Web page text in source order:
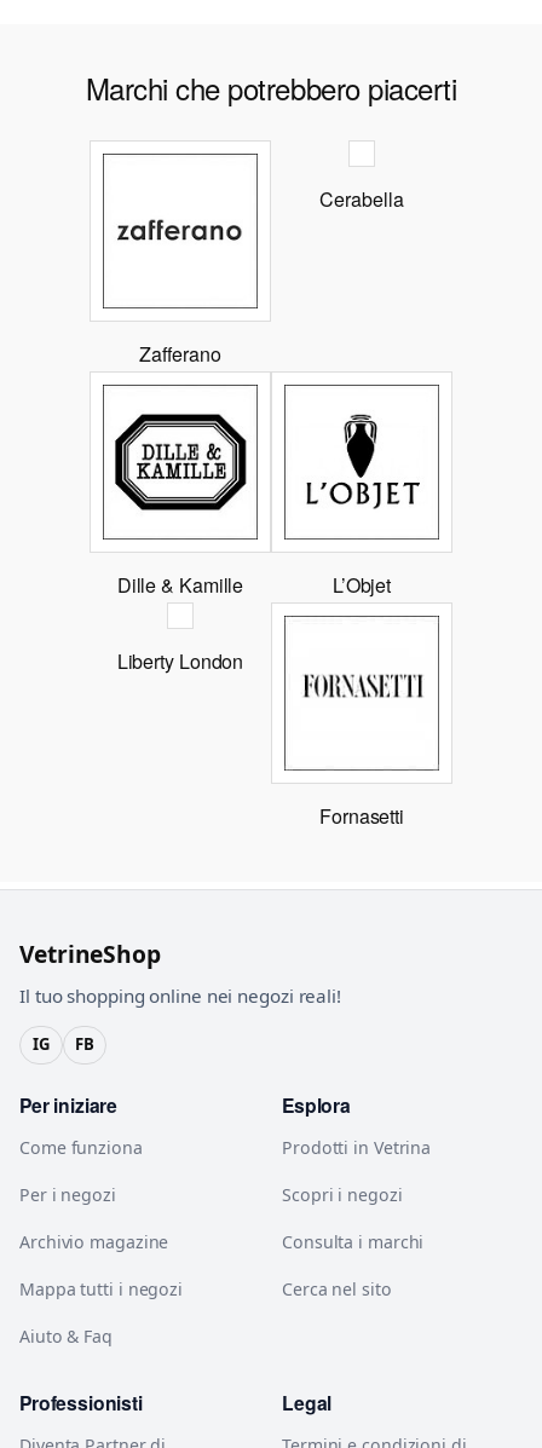
Marchi che potrebbero piacerti
Zafferano
Cerabella
Dille & Kamille L’Objet
Liberty London
Fornasetti
VetrineShop
Il tuo shopping online nei negozi reali!
IG FB
Per iniziare
Come funziona
Per i negozi
Archivio magazine
Mappa tutti i negozi
Aiuto & Faq
Esplora
Prodotti in Vetrina
Scopri i negozi
Consulta i marchi
Cerca nel sito
Professionisti Legal